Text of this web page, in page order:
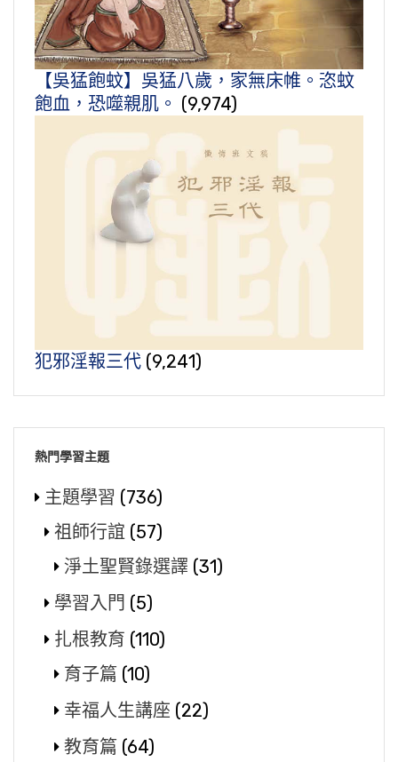
【吳猛飽蚊】吳猛八歲，家無床帷。恣蚊
飽血，恐噬親肌。 (9,974)
犯邪淫報三代 (9,241)
熱門學習主題
主題學習 (736)
祖師行誼 (57)
淨土聖賢錄選譯 (31)
學習入門 (5)
扎根教育 (110)
育子篇 (10)
幸福人生講座 (22)
教育篇 (64)